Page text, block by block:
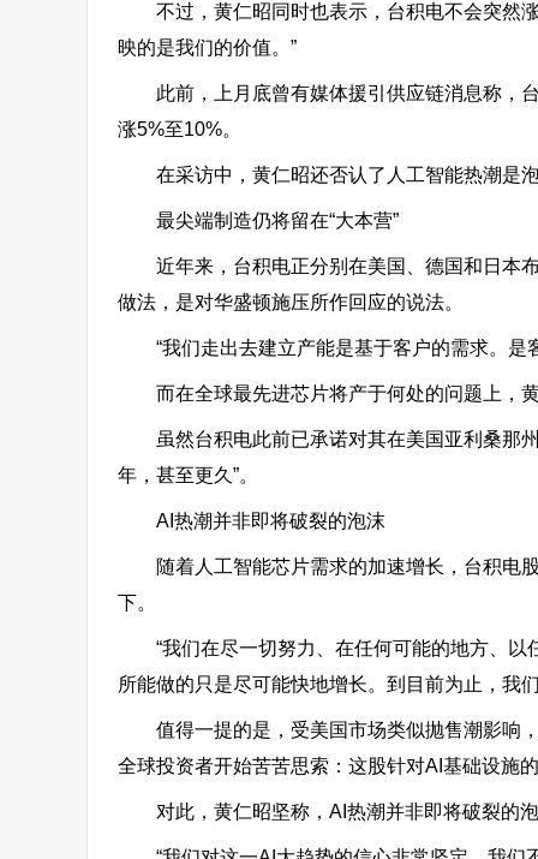
不过，黄仁昭同时也表示，台积电不会突然
映的是我们的价值。”
此前，上月底曾有媒体援引供应链消息称，
涨5%至10%。
在采访中，黄仁昭还否认了人工智能热潮是
最尖端制造仍将留在“大本营”
近年来，台积电正分别在美国、德国和日本
做法，是对华盛顿施压所作回应的说法。
“我们走出去建立产能是基于客户的需求。是
而在全球最先进芯片将产于何处的问题上，
虽然台积电此前已承诺对其在美国亚利桑那
年，甚至更久”。
AI热潮并非即将破裂的泡沫
随着人工智能芯片需求的加速增长，台积电
下。
“我们在尽一切努力、在任何可能的地方、
所能做的只是尽可能快地增长。到目前为止，我
值得一提的是，受美国市场类似抛售潮影响
全球投资者开始苦苦思索：这股针对AI基础设施
对此，黄仁昭坚称，AI热潮并非即将破裂的